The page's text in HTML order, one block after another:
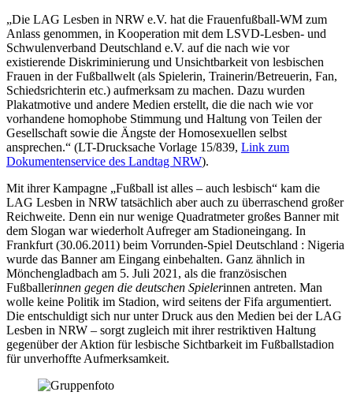
„Die LAG Lesben in NRW e.V. hat die Frauenfußball-WM zum
Anlass genommen, in Kooperation mit dem LSVD-Lesben- und
Schwulenverband Deutschland e.V. auf die nach wie vor
existierende Diskriminierung und Unsichtbarkeit von lesbischen
Frauen in der Fußballwelt (als Spielerin, Trainerin/Betreuerin, Fan,
Schiedsrichterin etc.) aufmerksam zu machen. Dazu wurden
Plakatmotive und andere Medien erstellt, die die nach wie vor
vorhandene homophobe Stimmung und Haltung von Teilen der
Gesellschaft sowie die Ängste der Homosexuellen selbst
ansprechen.“ (LT-Drucksache Vorlage 15/839, Link zum
Dokumentenservice des Landtag NRW).
Mit ihrer Kampagne „Fußball ist alles – auch lesbisch“ kam die
LAG Lesben in NRW tatsächlich aber auch zu überraschend großer
Reichweite. Denn ein nur wenige Quadratmeter großes Banner mit
dem Slogan war wiederholt Aufreger am Stadioneingang. In
Frankfurt (30.06.2011) beim Vorrunden-Spiel Deutschland : Nigeria
wurde das Banner am Eingang einbehalten. Ganz ähnlich in
Mönchengladbach am 5. Juli 2021, als die französischen
Fußballerinnen gegen die deutschen Spielerinnen antreten. Man
wolle keine Politik im Stadion, wird seitens der Fifa argumentiert.
Die entschuldigt sich nur unter Druck aus den Medien bei der LAG
Lesben in NRW – sorgt zugleich mit ihrer restriktiven Haltung
gegenüber der Aktion für lesbische Sichtbarkeit im Fußballstadion
für unverhoffte Aufmerksamkeit.